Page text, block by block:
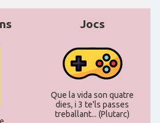
Jocs
Que la vida son quatre
dies, i 3 te'ls passes
treballant... (Plutarc)